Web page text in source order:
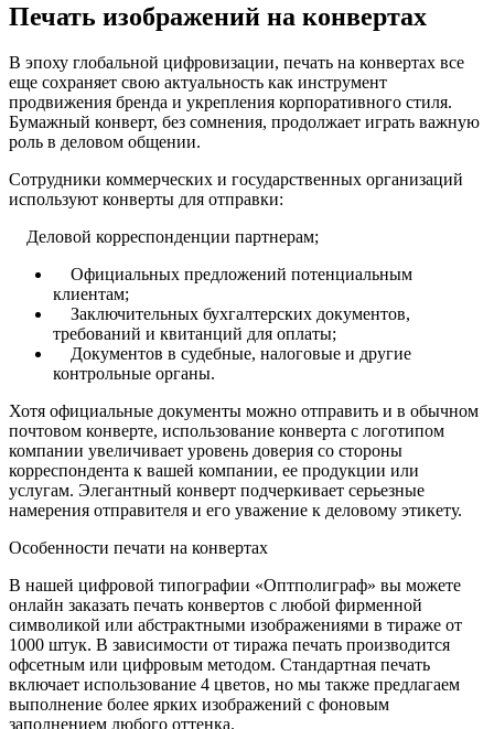
Печать изображений на конвертах
В эпоху глобальной цифровизации, печать на конвертах все
еще сохраняет свою актуальность как инструмент
продвижения бренда и укрепления корпоративного стиля.
Бумажный конверт, без сомнения, продолжает играть важную
роль в деловом общении.
Сотрудники коммерческих и государственных организаций
используют конверты для отправки:
Деловой корреспонденции партнерам;
Официальных предложений потенциальным
клиентам;
Заключительных бухгалтерских документов,
требований и квитанций для оплаты;
Документов в судебные, налоговые и другие
контрольные органы.
Хотя официальные документы можно отправить и в обычном
почтовом конверте, использование конверта с логотипом
компании увеличивает уровень доверия со стороны
корреспондента к вашей компании, ее продукции или
услугам. Элегантный конверт подчеркивает серьезные
намерения отправителя и его уважение к деловому этикету.
Особенности печати на конвертах
В нашей цифровой типографии «Оптполиграф» вы можете
онлайн заказать печать конвертов с любой фирменной
символикой или абстрактными изображениями в тираже от
1000 штук. В зависимости от тиража печать производится
офсетным или цифровым методом. Стандартная печать
включает использование 4 цветов, но мы также предлагаем
выполнение более ярких изображений с фоновым
заполнением любого оттенка.